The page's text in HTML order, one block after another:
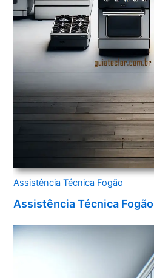
Assistência Técnica Fogão
Assistência Técnica Fogão